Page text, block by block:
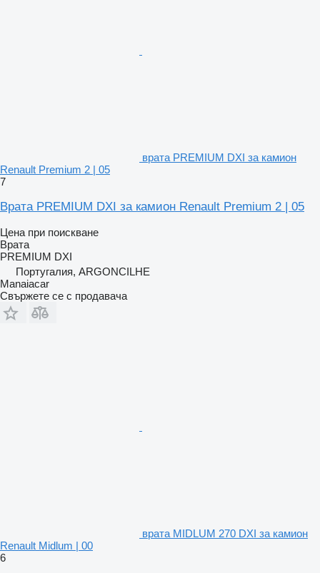
врата PREMIUM DXI за камион
Renault Premium 2 | 05
7
Врата PREMIUM DXI за камион Renault Premium 2 | 05
Цена при поискване
Врата
PREMIUM DXI
Португалия, ARGONCILHE
Manaiacar
Свържете се с продавача
врата MIDLUM 270 DXI за камион
Renault Midlum | 00
6